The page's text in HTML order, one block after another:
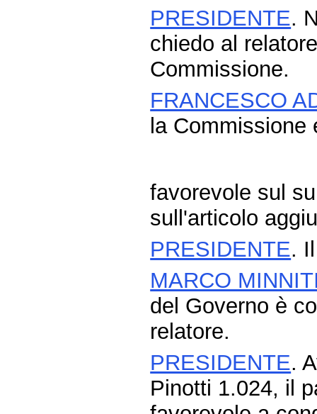
PRESIDENTE.
chiedo al
Commissione.
FRANCESCO
la Commissione
favorevole sul
sull'articolo
PRESIDENTE.
MARCO
del Governo è
relatore.
PRESIDENTE.
Pinotti 1.024, il